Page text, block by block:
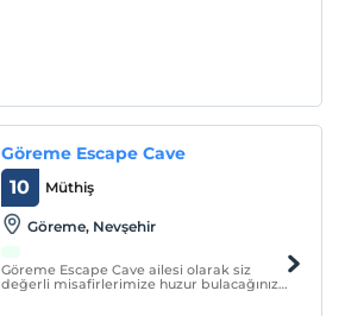
Göreme Escape Cave
Müthiş
10
Göreme, Nevşehir
Göreme Escape Cave ailesi olarak siz
değerli misafirlerimize huzur bulacağınız